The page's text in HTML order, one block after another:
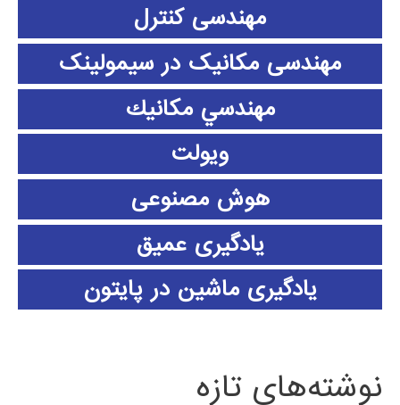
مهندسی کنترل
مهندسی مکانیک در سیمولینک
مهندسي مكانيك
ویولت
هوش مصنوعی
یادگیری عمیق
یادگیری ماشین در پایتون
نوشته‌های تازه